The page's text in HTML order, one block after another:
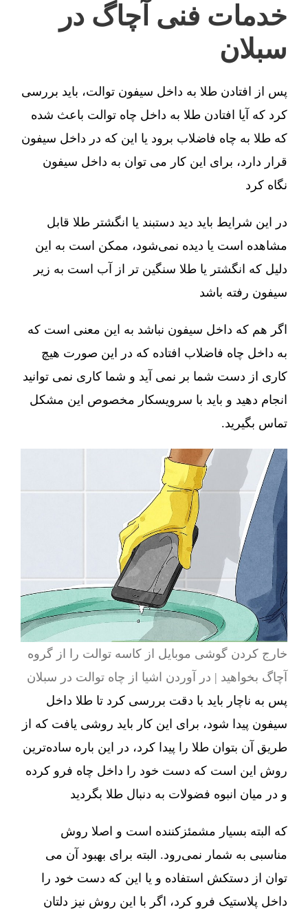
خدمات فنی آچاگ در
سبلان
پس از افتادن طلا به داخل سیفون توالت، باید بررسی
کرد که آیا افتادن طلا به داخل چاه توالت باعث شده
که طلا به چاه فاضلاب برود یا این که در داخل سیفون
قرار دارد، برای این کار می توان به داخل سیفون
نگاه کرد
در این شرایط باید دید دستبند یا انگشتر طلا قابل
مشاهده است یا دیده نمی‌شود، ممکن است به این
دلیل که انگشتر یا طلا سنگین تر از آب است به زیر
سیفون رفته باشد
اگر هم که داخل سیفون نباشد به این معنی است که
به داخل چاه فاضلاب افتاده که در این صورت هیچ
کاری از دست شما بر نمی آید و شما کاری نمی توانید
انجام دهید و باید با سرویسکار مخصوص این مشکل
تماس بگیرید.
خارج کردن گوشی موبایل از کاسه توالت را از گروه
آچاگ بخواهید | در آوردن اشیا از چاه توالت در سبلان
پس به ناچار باید با دقت بررسی کرد تا طلا داخل
سیفون پیدا شود، برای این کار باید روشی یافت که از
طریق آن بتوان طلا را پیدا کرد، در این باره ساده‌ترین
روش این است که دست خود را داخل چاه فرو کرده
و در میان انبوه فضولات به دنبال طلا بگردید
که البته بسیار مشمئزکننده است و اصلا روش
مناسبی به شمار نمی‌رود. البته برای بهبود آن می
توان از دستکش استفاده و یا این که دست خود را
داخل پلاستیک فرو کرد، اگر با این روش نیز دلتان